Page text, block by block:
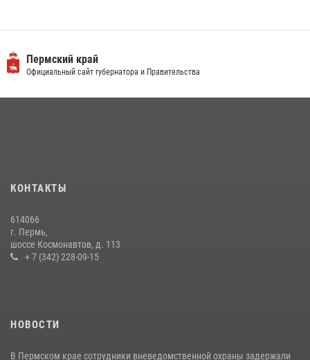
ветеринарно-санитарной службы с годовщиной образования
13 июля 2026, 10:43
30 июля 2026, 05:19
17 июля 2026, 10:34
Пермский край
Официальный сайт губернатора и Правительства
КОНТАКТЫ
614066
г. Пермь,
шоссе Космонавтов, д. 113
+ 7 (342) 228-09-15
НОВОСТИ
В Пермском крае сотрудники вневедомственной охраны задержали